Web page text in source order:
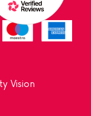
Vision